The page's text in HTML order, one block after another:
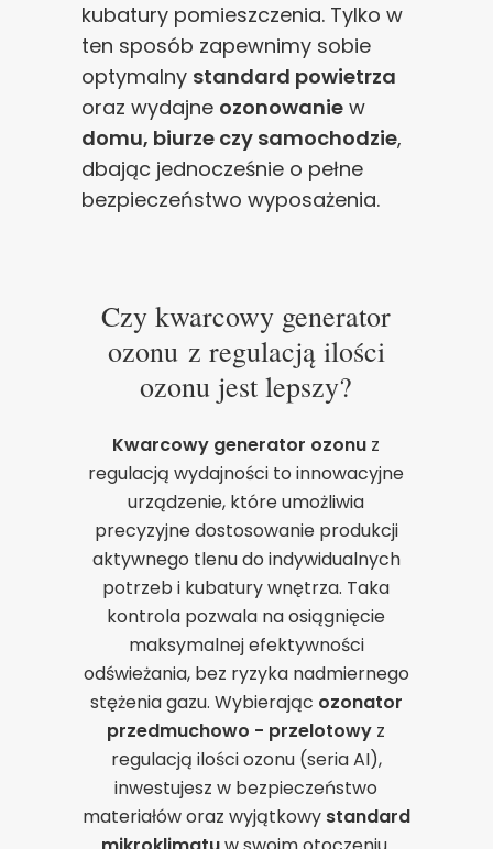
kubatury pomieszczenia. Tylko w
ten sposób zapewnimy sobie
optymalny standard powietrza
oraz wydajne ozonowanie w
domu, biurze czy samochodzie,
dbając jednocześnie o pełne
bezpieczeństwo wyposażenia.
Czy kwarcowy generator
ozonu z regulacją ilości
ozonu jest lepszy?
Kwarcowy generator ozonu z
regulacją wydajności to innowacyjne
urządzenie, które umożliwia
precyzyjne dostosowanie produkcji
aktywnego tlenu do indywidualnych
potrzeb i kubatury wnętrza. Taka
kontrola pozwala na osiągnięcie
maksymalnej efektywności
odświeżania, bez ryzyka nadmiernego
stężenia gazu. Wybierając ozonator
przedmuchowo - przelotowy z
regulacją ilości ozonu (seria AI),
inwestujesz w bezpieczeństwo
materiałów oraz wyjątkowy standard
Zgoda na pliki cookie
Cookies to małe pliki danych, które są
przechowywane na Twoim urządzeniu podczas